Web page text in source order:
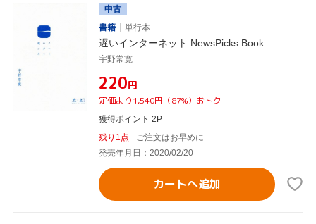
中古
書籍
単行本
遅いインターネット NewsPicks Book
宇野常寛
¥220円
定価より1,540円（87%）おトク
獲得ポイント 2P
残り1点
ご注文はお早めに
発売年月日：2020/02/20
カートへ追加